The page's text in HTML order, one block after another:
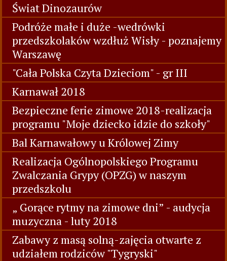
Świat Dinozaurów
Podróże małe i duże -wedrówki
przedszkolaków wzdłuż Wisły - poznajemy
Warszawę
"Cała Polska Czyta Dzieciom" - gr III
Karnawał 2018
Bezpieczne ferie zimowe 2018-realizacja
programu "Moje dziecko idzie do szkoły"
Bal Karnawałowy u Królowej Zimy
Realizacja Ogólnopolskiego Programu
Zwalczania Grypy (OPZG) w naszym
przedszkolu
„ Gorące rytmy na zimowe dni” - audycja
muzyczna - luty 2018
Zabawy z masą solną-zajęcia otwarte z
udziałem rodziców "Tygryski"